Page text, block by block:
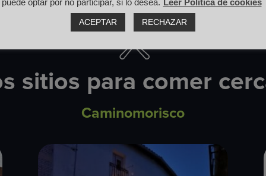
sitios para comer
Caminomorisco
puede optar por no participar, si lo desea. Leer Política de cookies
ACEPTAR RECHAZAR